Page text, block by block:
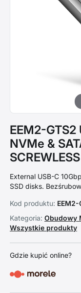
EEM2-
NVMe &
External USB-C
SSD disks.
Kod produktu: EEM2-
Kategoria: Obudowy
Wszystkie produkty
Gdzie kupić online?